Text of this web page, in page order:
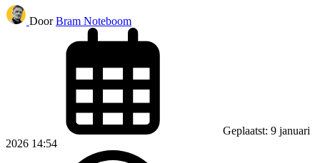
Door Bram Noteboom
Geplaatst: 9 januari
2026 14:54